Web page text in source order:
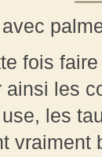
fois
ainsi les
les
vraiment